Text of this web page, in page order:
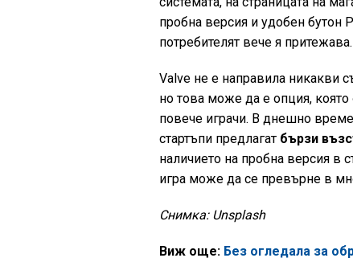
пробна версия и удобен бутон
потребителят вече я притежава.
Valve не е направила никакви
но това може да е опция, която
повече играчи. В днешно
стартъпи предлагат бързи
наличието на пробна версия в
игра може да се превърне в
Снимка: Unsplash
Виж още: Без огледала за